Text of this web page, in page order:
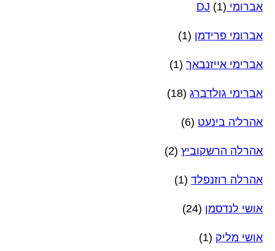
אברומי DJ (1)
אברומי פרידמן (1)
אברימי אייזנבאך (1)
אברימי גולדברג (18)
אהרל'ה בינעט (6)
אהרלה הרשקוביץ (2)
אהרלה רוזנפלד (1)
אושי לנדסמן (24)
אושי מליק (1)